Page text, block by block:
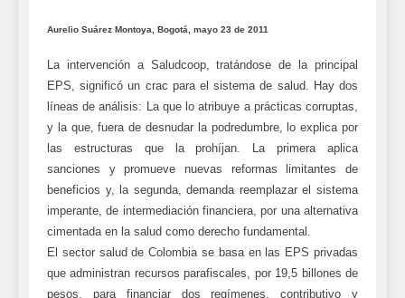
Aurelio Suárez Montoya, Bogotá, mayo 23 de 2011
La intervención a Saludcoop, tratándose de la principal
EPS, significó un crac para el sistema de salud. Hay dos
líneas de análisis: La que lo atribuye a prácticas corruptas,
y la que, fuera de desnudar la podredumbre, lo explica por
las estructuras que la prohíjan. La primera aplica
sanciones y promueve nuevas reformas limitantes de
beneficios y, la segunda, demanda reemplazar el sistema
imperante, de intermediación financiera, por una alternativa
cimentada en la salud como derecho fundamental.
El sector salud de Colombia se basa en las EPS privadas
que administran recursos parafiscales, por 19,5 billones de
pesos, para financiar dos regímenes, contributivo y